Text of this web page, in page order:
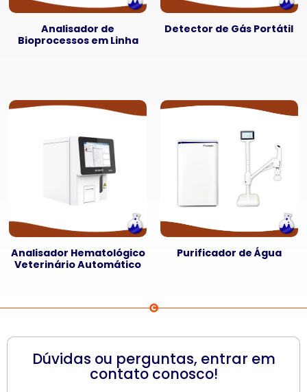
Analisador de
Bioprocessos em Linha
Detector de Gás Portátil
Analisador Hematológico
Veterinário Automático
Purificador de Água
Dúvidas ou perguntas, entrar em
contato conosco!